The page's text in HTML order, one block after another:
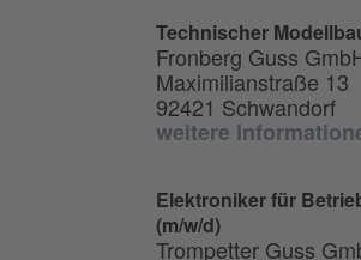
Technischer
Fronberg Guss
Maximilianstraße 13
92421 Schwandorf
weitere
Elektroniker für
(m/w/d)
Trompetter Guss